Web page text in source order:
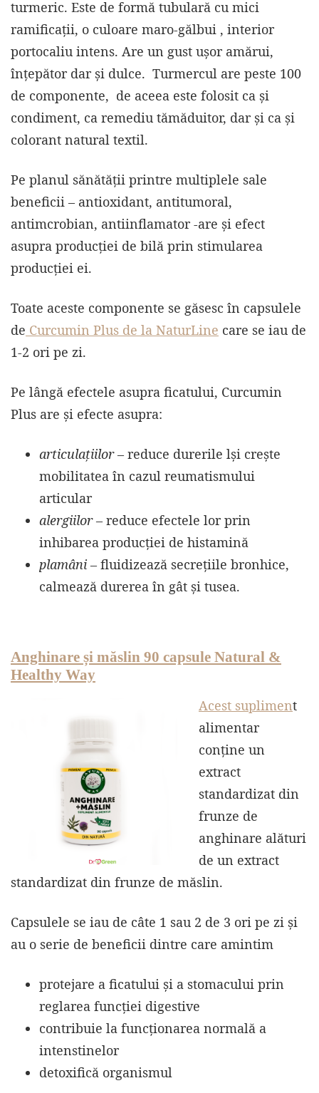
turmeric. Este de formă tubulară cu mici
ramificații, o culoare maro-gălbui , interior
portocaliu intens. Are un gust ușor amărui,
înțepător dar și dulce. Turmercul are peste 100
de componente, de aceea este folosit ca și
condiment, ca remediu tămăduitor, dar și ca și
colorant natural textil.
Pe planul sănătății printre multiplele sale
beneficii – antioxidant, antitumoral,
antimcrobian, antiinflamator -are și efect
asupra producției de bilă prin stimularea
producției ei.
Toate aceste componente se găsesc în capsulele
de Curcumin Plus de la NaturLine care se iau de
1-2 ori pe zi.
Pe lângă efectele asupra ficatului, Curcumin
Plus are și efecte asupra:
articulațiilor– reduce durerile lși crește
mobilitatea în cazul reumatismului
articular
alergiilor– reduce efectele lor prin
inhibarea producției de histamină
plamâni – fluidizează secrețiile bronhice,
calmează durerea în gât și tusea.
Anghinare și măslin 90 capsule Natural &
Healthy Way
Acest supliment
alimentar
conține un
extract
standardizat din
frunze de
anghinare alături
de un extract
standardizat din frunze de măslin.
Capsulele se iau de câte 1 sau 2 de 3 ori pe zi și
au o serie de beneficii dintre care amintim
protejare a ficatului și a stomacului prin
reglarea funcției digestive
contribuie la funcționarea normală a
intenstinelor
detoxifică organismul